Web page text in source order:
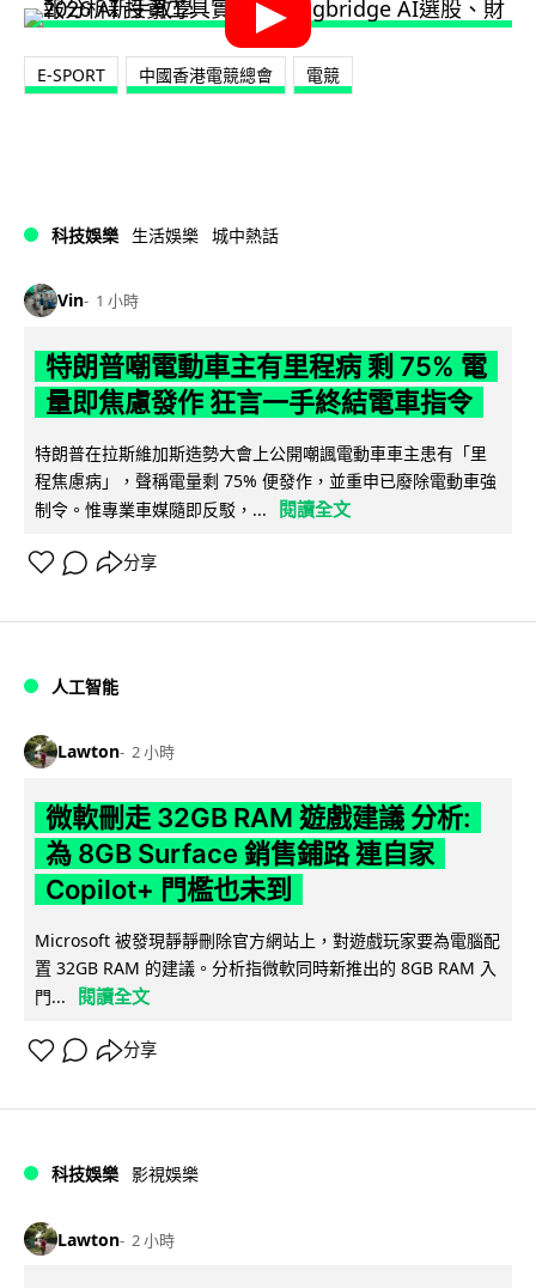
E-SPORT 中國香港電競總會 電競
科技娛樂 生活娛樂 城中熱話
Vin 1 小時
特朗普嘲電動車主有里程病 剩 75% 電
量即焦慮發作 狂言一手終結電車指令
特朗普在拉斯維加斯造勢大會上公開嘲諷電動車車主患有「里
程焦慮病」，聲稱電量剩 75% 便發作，並重申已廢除電動車強
制令。惟專業車媒隨即反駁，...
閱讀全文
分享
人工智能
Lawton 2 小時
微軟刪走 32GB RAM 遊戲建議 分析:
為 8GB Surface 銷售鋪路 連自家
Copilot+ 門檻也未到
Microsoft 被發現靜靜刪除官方網站上，對遊戲玩家要為電腦配
置 32GB RAM 的建議。分析指微軟同時新推出的 8GB RAM 入
門...
閱讀全文
分享
科技娛樂 影視娛樂
Lawton 2 小時